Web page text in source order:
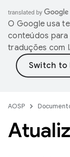
O Google usa
conteúdos para
traduções com
AOSP